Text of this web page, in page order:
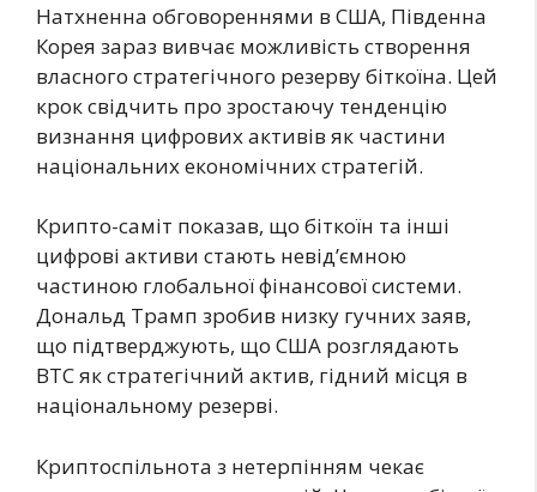
Натхненна обговореннями в США, Південна
Корея зараз вивчає можливість створення
власного стратегічного резерву біткоїна. Цей
крок свідчить про зростаючу тенденцію
визнання цифрових активів як частини
національних економічних стратегій.
Крипто-саміт показав, що біткоїн та інші
цифрові активи стають невід’ємною
частиною глобальної фінансової системи.
Дональд Трамп зробив низку гучних заяв,
що підтверджують, що США розглядають
BTC як стратегічний актив, гідний місця в
національному резерві.
Криптоспільнота з нетерпінням чекає